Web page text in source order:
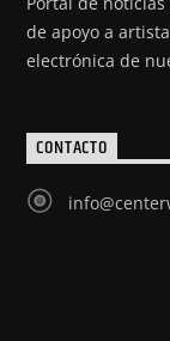
de apoyo a
electrónica de
CONTACTO